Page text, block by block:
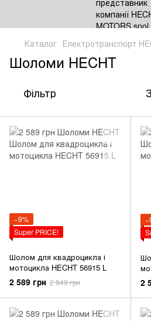
Каталог Електротранспорт
Шоломи HECHT
Фільтр
−9%
Super PRICE!
Шолом для квадроцикла і
мотоцикла HECHT 56915 L
2 589 грн 2 849 грн 2